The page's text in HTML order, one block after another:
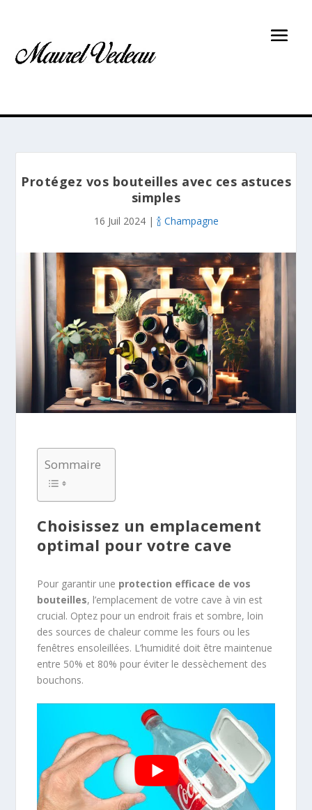
Protégez vos bouteilles avec ces astuces
simples
16 Juil 2024| 🍾 Champagne
Sommaire
Choisissez un emplacement
optimal pour votre cave
Pour garantir une protection efficace de vos
bouteilles, l’emplacement de votre cave à vin est
crucial. Optez pour un endroit frais et sombre, loin
des sources de chaleur comme les fours ou les
fenêtres ensoleillées. L’humidité doit être maintenue
entre 50% et 80% pour éviter le dessèchement des
bouchons.